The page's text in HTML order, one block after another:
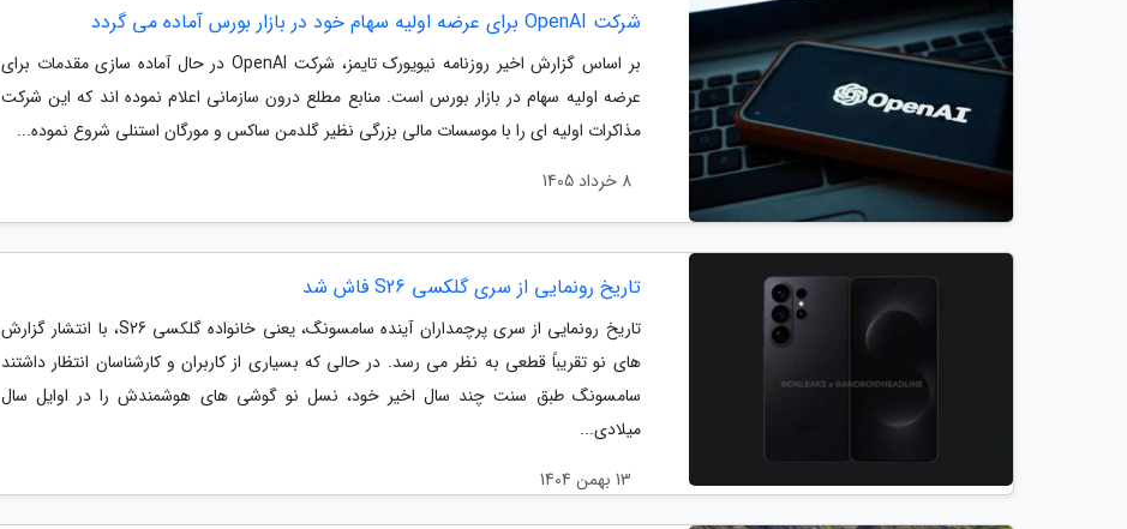
شرکت OpenAI برای عرضه اولیه سهام خود در بازار بورس آماده می گردد
بر اساس گزارش اخیر روزنامه نیویورک تایمز، شرکت OpenAI در حال آماده سازی مقدمات برای
عرضه اولیه سهام در بازار بورس است. منابع مطلع درون سازمانی اعلام نموده اند که این شرکت
مذاکرات اولیه ای را با موسسات مالی بزرگی نظیر گلدمن ساکس و مورگان استنلی شروع نموده...
8 خرداد 1405
تاریخ رونمایی از سری گلکسی S26 فاش شد
تاریخ رونمایی از سری پرچمداران آینده سامسونگ، یعنی خانواده گلکسی S26، با انتشار گزارش
های نو تقریباً قطعی به نظر می رسد. در حالی که بسیاری از کاربران و کارشناسان انتظار داشتند
سامسونگ طبق سنت چند سال اخیر خود، نسل نو گوشی های هوشمندش را در اوایل سال
میلادی...
13 بهمن 1404